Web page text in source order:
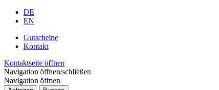
DE
EN
Gutscheine
Kontakt
Kontaktseite öffnen
Navigation öffnen/schließen
Navigation öffnen